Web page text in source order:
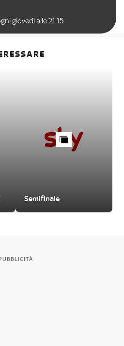
giovedì alle 21.15
Semifinale